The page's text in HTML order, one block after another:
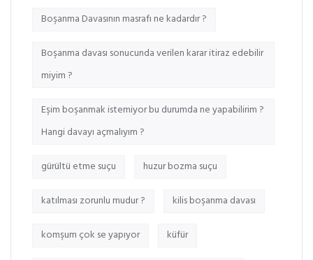
Boşanma Davasının masrafı ne kadardır ?
Boşanma davası sonucunda verilen karar itiraz edebilir
miyim ?
Eşim boşanmak istemiyor bu durumda ne yapabilirim ?
Hangi davayı açmalıyım ?
gürültü etme suçu huzur bozma suçu
katılması zorunlu mudur ? kilis boşanma davası
komşum çok se yapıyor küfür